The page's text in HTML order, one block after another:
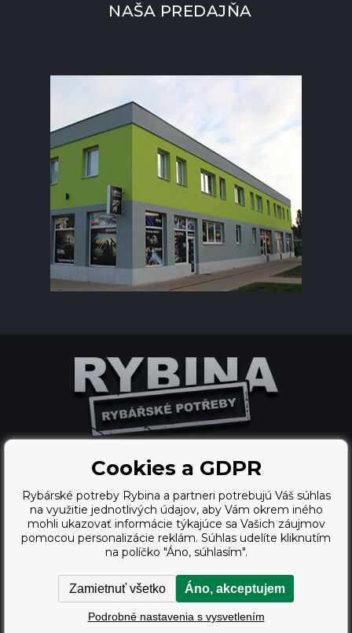
NAŠA PREDAJŇA
Copyright © 2009 - 2026,
Rybárské potreby Rybina
Ecommerce solutions
BINARGON.cz
webdesign
Vortex Vision.cz
Cookies a GDPR
Rybárské potreby Rybina a partneri potrebujú Váš súhlas
na využitie jednotlivých údajov, aby Vám okrem iného
mohli ukazovať informácie týkajúce sa Vašich záujmov
pomocou personalizácie reklám. Súhlas udelíte kliknutím
na políčko "Áno, súhlasím".
Zamietnuť všetko Áno, akceptujem
Podrobné nastavenia s vysvetlením